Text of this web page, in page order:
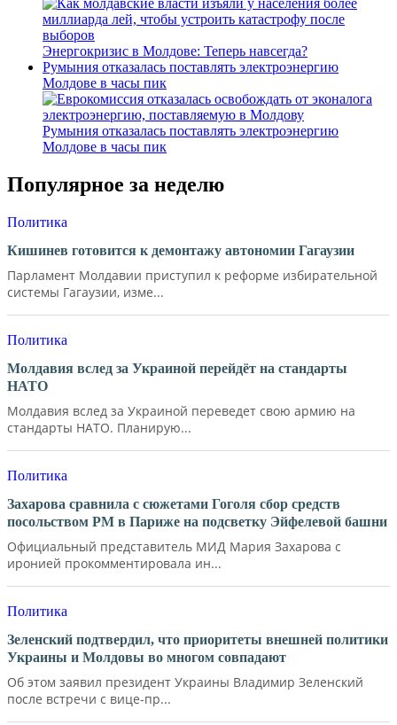
Энергокризис в Молдове: Теперь навсегда?
Румыния отказалась поставлять электроэнергию
Молдове в часы пик
Румыния отказалась поставлять электроэнергию
Молдове в часы пик
Популярное за неделю
Политика
Кишинев готовится к демонтажу автономии Гагаузии
Парламент Молдавии приступил к реформе избирательной
системы Гагаузии, изме...
Политика
Молдавия вслед за Украиной перейдёт на стандарты
НАТО
Молдавия вслед за Украиной переведет свою армию на
стандарты НАТО. Планирую...
Политика
Захарова сравнила с сюжетами Гоголя сбор средств
посольством РМ в Париже на подсветку Эйфелевой башни
Официальный представитель МИД Мария Захарова с
иронией прокомментировала ин...
Политика
Зеленский подтвердил, что приоритеты внешней политики
Украины и Молдовы во многом совпадают
Об этом заявил президент Украины Владимир Зеленский
после встречи с вице-пр...